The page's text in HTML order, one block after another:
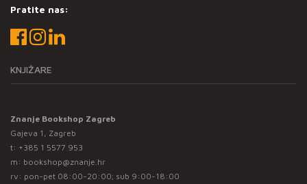
Pratite nas:
KNJIŽARE
Znanje Bookshop Zagreb
Gajeva 1, Zagreb
t: +385 1 5577 953
m: bookshop@znanje.hr
rv: pon-pet 08:00-20:00; sub 9:00-18:00